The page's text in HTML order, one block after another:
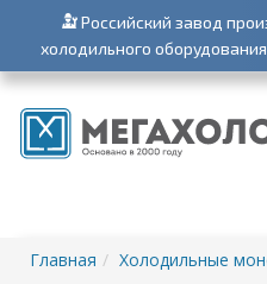
Российский завод
холодильного
Главная Холодильные